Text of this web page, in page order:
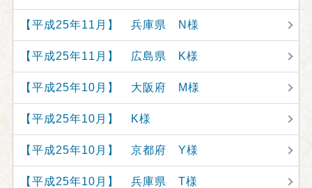
【平成25年11月】 兵庫県 N様
【平成25年11月】 広島県 K様
【平成25年10月】 大阪府 M様
【平成25年10月】 K様
【平成25年10月】 京都府 Y様
【平成25年10月】 兵庫県 T様